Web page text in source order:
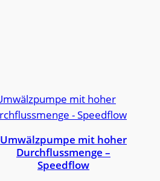
Umwälzpumpe mit hoher
Durchflussmenge –
Speedflow